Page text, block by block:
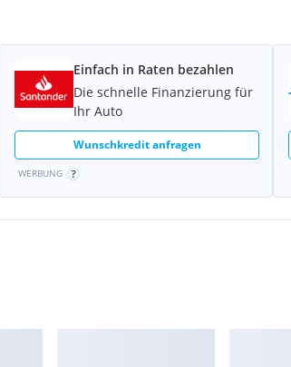
Einfach in Raten bezahlen
Die schnelle Finanzierung für
Ihr Auto
Wunschkredit anfragen
WERBUNG